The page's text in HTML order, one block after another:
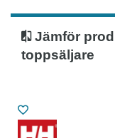
Jämför
toppsäljare